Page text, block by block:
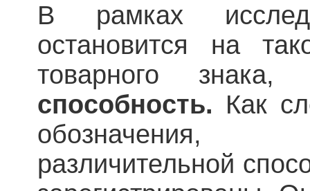
В рамках
остановится на
товарного
способность. Как
различительной